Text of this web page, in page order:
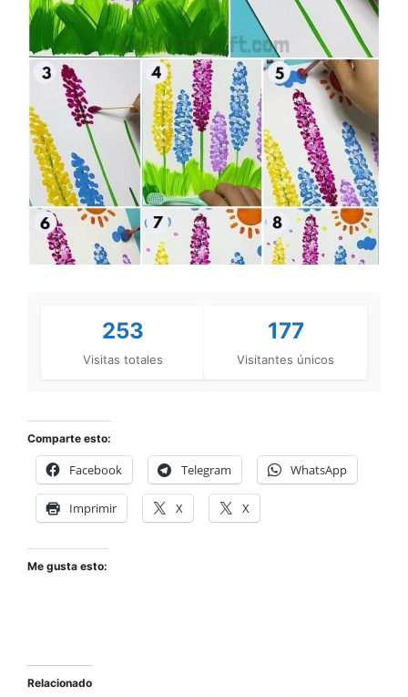
253
Visitas totales
177
Visitantes únicos
Comparte esto:
Facebook Telegram WhatsApp
Imprimir X X
Me gusta esto:
Relacionado